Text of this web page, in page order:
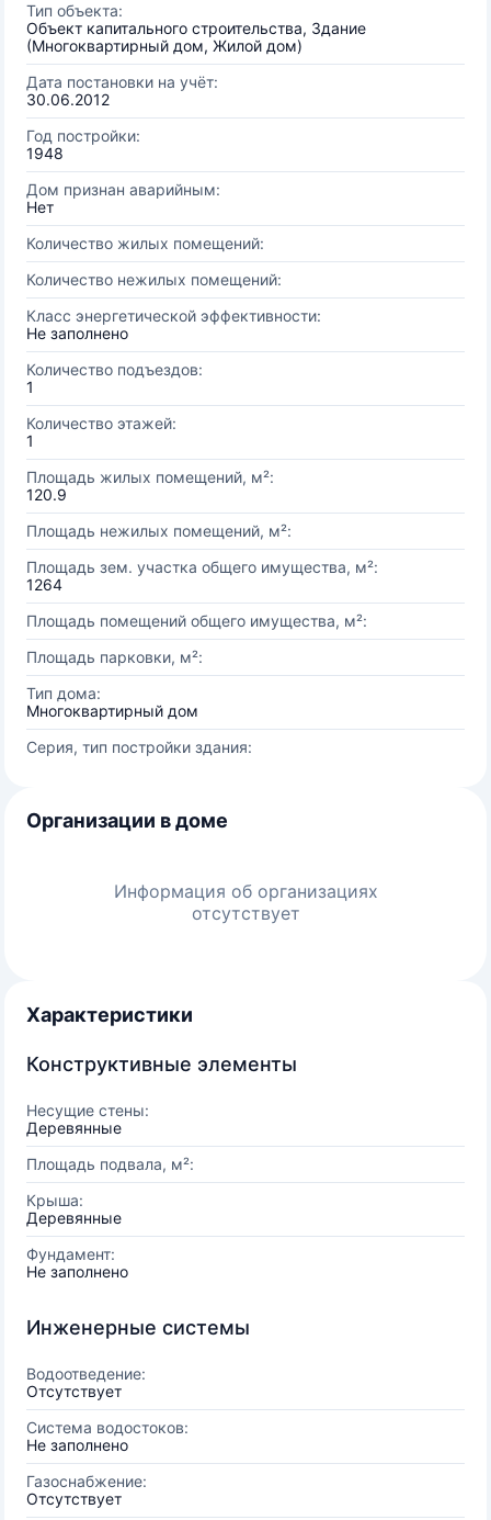
Тип объекта:
Объект капитального строительства, Здание
(Многоквартирный дом, Жилой дом)
Дата постановки на учёт:
30.06.2012
Год постройки:
1948
Дом признан аварийным:
Нет
Количество жилых помещений:
Количество нежилых помещений:
Класс энергетической эффективности:
Не заполнено
Количество подъездов:
1
Количество этажей:
1
Площадь жилых помещений, м²:
120.9
Площадь нежилых помещений, м²:
Площадь зем. участка общего имущества, м²:
1264
Площадь помещений общего имущества, м²:
Площадь парковки, м²:
Тип дома:
Многоквартирный дом
Серия, тип постройки здания:
Организации в доме
Информация об организациях
отсутствует
Характеристики
Конструктивные элементы
Несущие стены:
Деревянные
Площадь подвала, м²:
Крыша:
Деревянные
Фундамент:
Не заполнено
Инженерные системы
Водоотведение:
Отсутствует
Система водостоков:
Не заполнено
Газоснабжение:
Отсутствует